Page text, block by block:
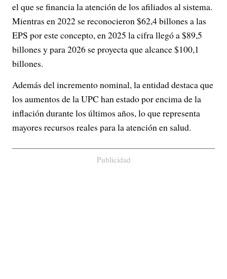
el que se financia la atención de los afiliados al sistema.
Mientras en 2022 se reconocieron $62,4 billones a las
EPS por este concepto, en 2025 la cifra llegó a $89,5
billones y para 2026 se proyecta que alcance $100,1
billones.
Además del incremento nominal, la entidad destaca que
los aumentos de la UPC han estado por encima de la
inflación durante los últimos años, lo que representa
mayores recursos reales para la atención en salud.
Publicidad